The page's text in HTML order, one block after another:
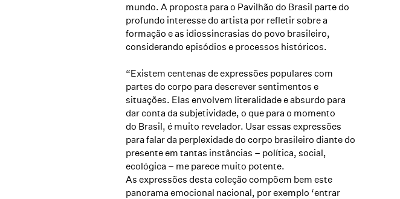
mundo. A proposta para o Pavilhão do Brasil parte do
profundo interesse do artista por refletir sobre a
formação e as idiossincrasias do povo brasileiro,
considerando episódios e processos históricos.
“Existem centenas de expressões populares com
partes do corpo para descrever sentimentos e
situações. Elas envolvem literalidade e absurdo para
dar conta da subjetividade, o que para o momento
do Brasil, é muito revelador. Usar essas expressões
para falar da perplexidade do corpo brasileiro diante do
presente em tantas instâncias – política, social,
ecológica – me parece muito potente.
As expressões desta coleção compõem bem este
panorama emocional nacional, por exemplo ‘entrar